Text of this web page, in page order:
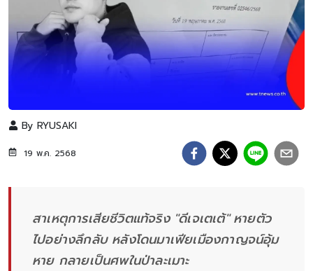
By RYUSAKI
19 พ.ค. 2568
สาเหตุการเสียชีวิตแท้จริง "ดีเจเตเต้" หายตัว
ไปอย่างลึกลับ หลังโดนมาเฟียเมืองกาญจน์อุ้ม
หาย กลายเป็นศพในป่าละเมาะ